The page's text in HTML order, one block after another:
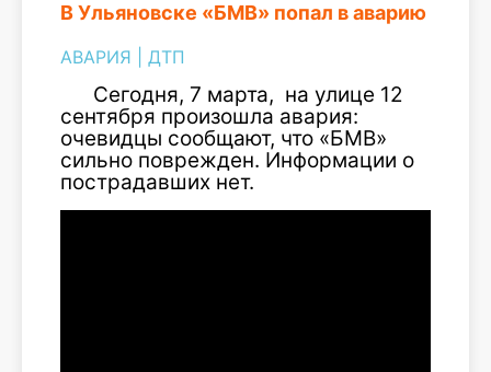
В Ульяновске «БМВ» попал в аварию
АВАРИЯ ДТП
Сегодня, 7 марта, на улице 12
сентября произошла авария:
очевидцы сообщают, что «БМВ»
сильно поврежден. Информации о
пострадавших нет.